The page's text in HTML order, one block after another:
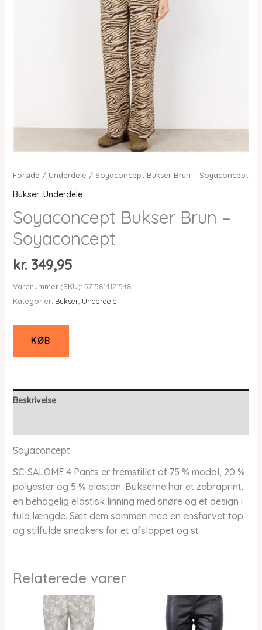
Forside / Underdele / Soyaconcept Bukser Brun – Soyaconcept
Bukser, Underdele
Soyaconcept Bukser Brun –
Soyaconcept
kr.349,95
Varenummer (SKU): 5715814121548
Kategorier: Bukser, Underdele
KØB
Beskrivelse
Soyaconcept
SC-SALOME 4 Pants er fremstillet af 75 % modal, 20 %
polyester og 5 % elastan. Bukserne har et zebraprint,
en behagelig elastisk linning med snøre og et design i
fuld længde. Sæt dem sammen med en ensfarvet top
og stilfulde sneakers for et afslappet og st
Relaterede varer